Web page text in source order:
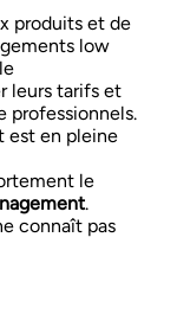
produits et de
low
leurs tarifs et
professionnels.
est en pleine
le
.
connaît pas